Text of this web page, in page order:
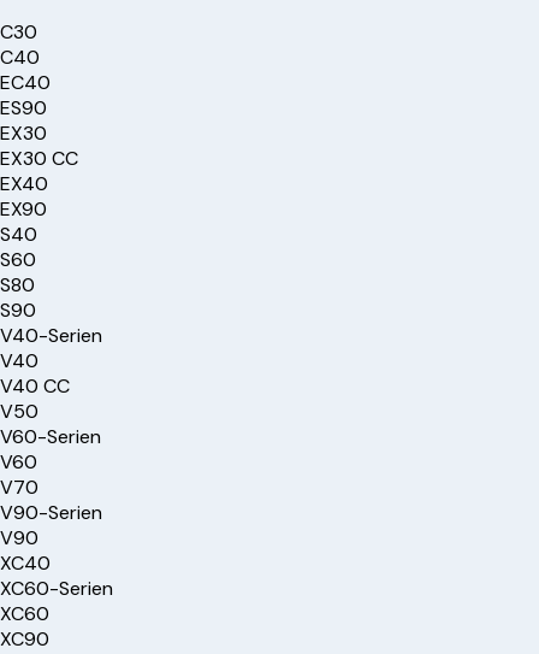
C30
C40
EC40
ES90
EX30
EX30 CC
EX40
EX90
S40
S60
S80
S90
V40-Serien
V40
V40 CC
V50
V60-Serien
V60
V70
V90-Serien
V90
XC40
XC60-Serien
XC60
XC90